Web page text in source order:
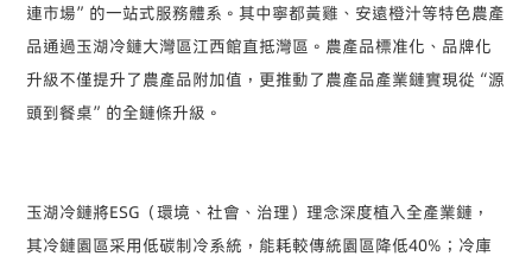
連市場” 的一站式服務體系。其中寧都黃雞、安遠橙汁等特色農產
品通過玉湖冷鏈大灣區江西館直抵灣區。農產品標准化、品牌化
升級不僅提升了農產品附加值，更推動了農產品產業鏈實現從 “源
頭到餐桌” 的全鏈條升級。
玉湖冷鏈將ESG （環境、社會、治理）理念深度植入全產業鏈，
其冷鏈園區采用低碳制冷系統，能耗較傳統園區降低40% ；冷庫